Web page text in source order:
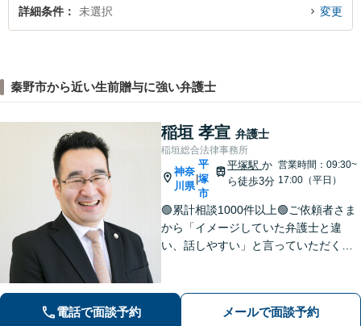
詳細条件 未選択 変更
秦野市から近い生前贈与に強い弁護士
稲垣 孝宣 弁護士
稲垣総合法律事務所
神奈
川県
|
平
塚
市
平塚駅か
ら徒歩3分
営業時間：09:30~
17:00（平日）
🟢累計相談1000件以上🟢ご依頼者さま
から「イメージしていた弁護士と違
い、話しやすい」と言っていただくこ
ニケーションをいたします！【債務整
理のご相談は何度でも無料】【平塚駅3
電話で面談予約 メールで面談予約